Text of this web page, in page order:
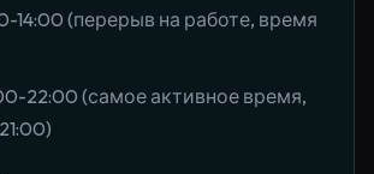
14:00 (перерыв на работе, время
22:00 (самое активное время,